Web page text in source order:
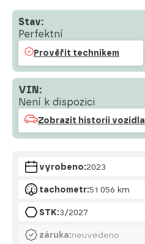
Stav:
Perfektní
Prověřit technikem
VIN:
Není k dispozici
Zobrazit historii vozidla
vyrobeno:2023
tachometr:51 056 km
STK:3/2027
záruka:neuvedeno